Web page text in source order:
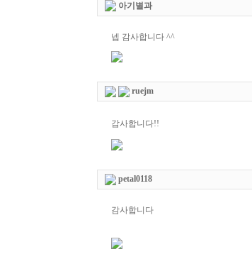
아기별과
넵 감사합니다 ^^
ruejm
감사합니다!!
petal0118
감사합니다